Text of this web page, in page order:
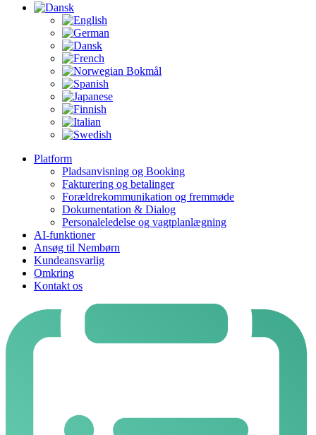
Platform
Pladsanvisning og Booking
Fakturering og betalinger
Forældrekommunikation og fremmøde
Dokumentation & Dialog
Personaleledelse og vagtplanlægning
AI-funktioner
Ansøg til Nembørn
Kundeansvarlig
Omkring
Kontakt os